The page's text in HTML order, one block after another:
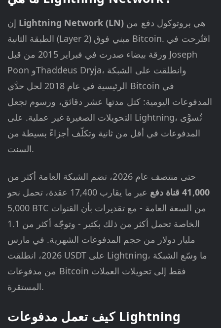
Lightning Network (LN)
الطبقة الثانية (Layer 2) مبني فوق Bitcoin. اقتُرحت في
ورقة بيضاء صدرت في فبراير 2015 من قبل Joseph
Poon وThaddeus Dryja، وانطلقت على الشبكة
الرئيسية في عام 2018 لحل حدَّي Bitcoin في
المدفوعات اليومية: كتل مدتها عشر دقائق، ورسوم تجعل
التحويلات الصغيرة غير عملية. على Lightning، تُسوَّى
المدفوعات في أقل من ثانية وتكلّف أجزاءً بسيطة من
السنت.
حتى منتصف عام 2026، تضم الشبكة العامة أكثر من
41,000 قناة دفع
عبر ما يقارب 17,400 عقدة، تحمل نحو
5,000 BTC من السعة العامة - مع تقديرات بأن القنوات
الخاصة تحمل أكثر من ذلك بكثير - وتوجّه أكثر من 1.1
مليار دولار من حجم المدفوعات الشهرية. في مارس
2026، انطلقت USDT على Lightning، ما وسّع الشبكة
من مدفوعات Bitcoin فقط إلى تحويلات العملات
المستقرة.
كيف تعمل مدفوعات Lightning